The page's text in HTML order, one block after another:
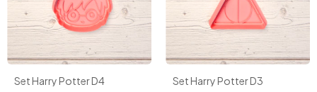
Set Harry Potter D4 Set Harry Potter D3